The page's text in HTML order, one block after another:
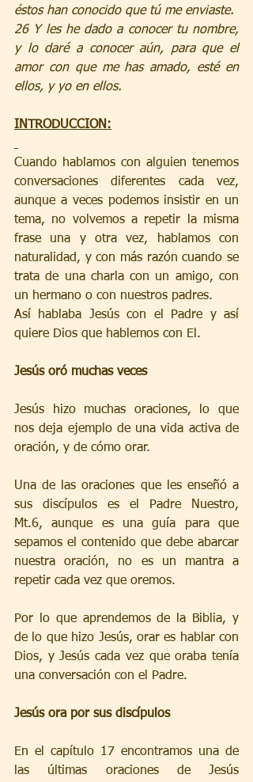
éstos han conocido que tú me enviaste.
26 Y les he dado a conocer tu nombre,
y lo daré a conocer aún, para que el
amor con que me has amado, esté en
ellos, y yo en ellos.
INTRODUCCION:
Cuando hablamos con alguien tenemos
conversaciones diferentes cada vez,
aunque a veces podemos insistir en un
tema, no volvemos a repetir la misma
frase una y otra vez, hablamos con
naturalidad, y con más razón cuando se
trata de una charla con un amigo, con
un hermano o con nuestros padres.
Así hablaba Jesús con el Padre y así
quiere Dios que hablemos con El.
Jesús oró muchas veces
Jesús hizo muchas oraciones, lo que
nos deja ejemplo de una vida activa de
oración, y de cómo orar.
Una de las oraciones que les enseñó a
sus discípulos es el Padre Nuestro,
Mt.6, aunque es una guía para que
sepamos el contenido que debe abarcar
nuestra oración, no es un mantra a
repetir cada vez que oremos.
Por lo que aprendemos de la Biblia, y
de lo que hizo Jesús, orar es hablar con
Dios, y Jesús cada vez que oraba tenía
una conversación con el Padre.
Jesús ora por sus discípulos
En el capítulo 17 encontramos una de
las últimas oraciones de Jesús